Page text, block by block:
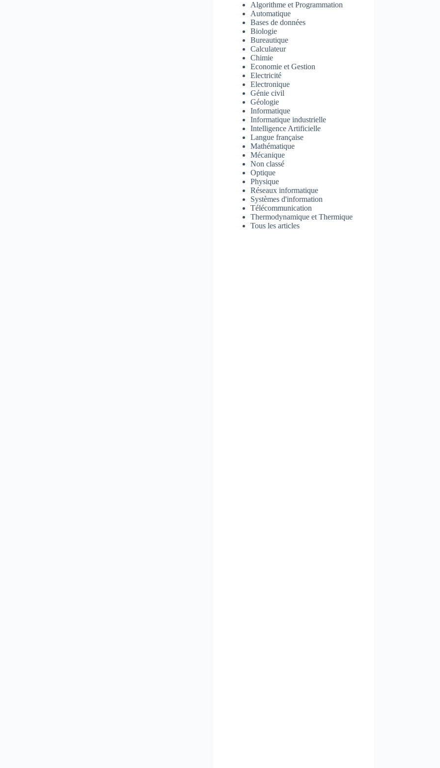
Algorithme et Programmation
Automatique
Bases de données
Biologie
Bureautique
Calculateur
Chimie
Economie et Gestion
Electricité
Electronique
Génie civil
Géologie
Informatique
Informatique industrielle
Intelligence Artificielle
Langue française
Mathématique
Mécanique
Non classé
Optique
Physique
Réseaux informatique
Systèmes d'information
Télécommunication
Thermodynamique et Thermique
Tous les articles